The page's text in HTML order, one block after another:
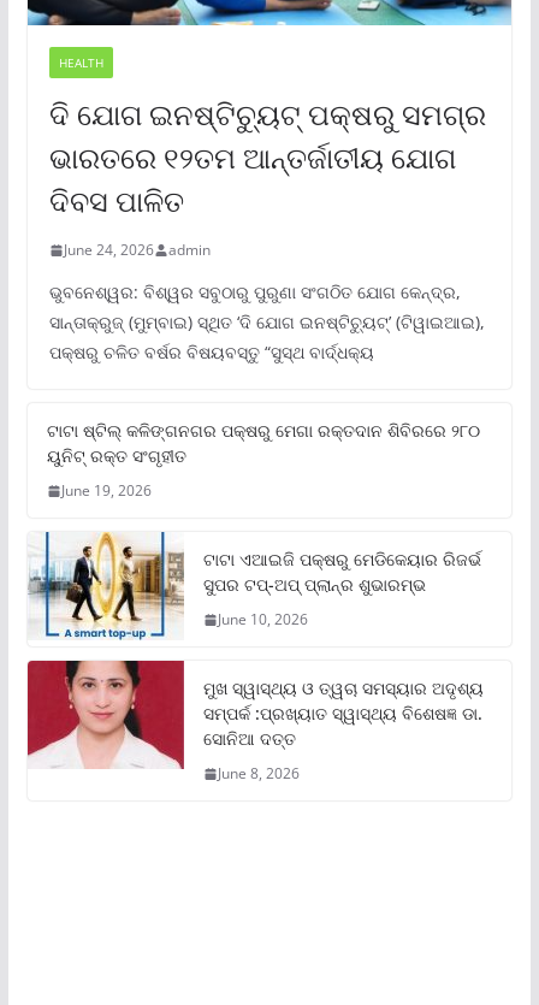
HEALTH
ଦି ଯୋଗ ଇନଷ୍ଟିଚ୍ୟୁଟ୍ ପକ୍ଷରୁ ସମଗ୍ର
ଭାରତରେ ୧୨ତମ ଆନ୍ତର୍ଜାତୀୟ ଯୋଗ
ଦିବସ ପାଳିତ
June 24, 2026 admin
ଭୁବନେଶ୍ୱର: ବିଶ୍ୱର ସବୁଠାରୁ ପୁରୁଣା ସଂଗଠିତ ଯୋଗ କେନ୍ଦ୍ର,
ସାନ୍ତାକ୍ରୁଜ୍ (ମୁମ୍ବାଇ) ସ୍ଥିତ ‘ଦି ଯୋଗ ଇନଷ୍ଟିଚ୍ୟୁଟ୍‌’ (ଟିୱାଇଆଇ),
ପକ୍ଷରୁ ଚଳିତ ବର୍ଷର ବିଷୟବସ୍ତୁ “ସୁସ୍ଥ ବାର୍ଦ୍ଧକ୍ୟ
ଟାଟା ଷ୍ଟିଲ୍‌ କଳିଙ୍ଗନଗର ପକ୍ଷରୁ ମେଗା ରକ୍ତଦାନ ଶିବିରରେ ୨୮୦
ୟୁନିଟ୍‌ ରକ୍ତ ସଂଗୃହୀତ
June 19, 2026
ଟାଟା ଏଆଇଜି ପକ୍ଷରୁ ମେଡିକେୟାର ରିଜର୍ଭ
ସୁପର ଟପ୍‌-ଅପ୍ ପ୍ଲାନ୍‌ର ଶୁଭାରମ୍ଭ
June 10, 2026
ମୁଖ ସ୍ୱାସ୍ଥ୍ୟ ଓ ତ୍ୱଚା ସମସ୍ୟାର ଅଦୃଶ୍ୟ
ସମ୍ପର୍କ :ପ୍ରଖ୍ୟାତ ସ୍ୱାସ୍ଥ୍ୟ ବିଶେଷଜ୍ଞ ଡା.
ସୋନିଆ ଦତ୍ତ
June 8, 2026